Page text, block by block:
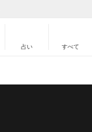
占い すべて